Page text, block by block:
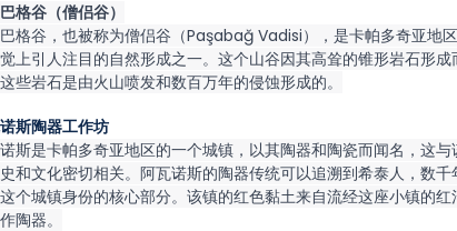
格谷（僧侣谷）
格谷，也被称为僧侣谷（Paşabağ Vadisi），是卡帕多奇亚地
上引人注目的自然形成之一。这个山谷因其高耸的锥形岩石形成
些岩石是由火山喷发和数百万年的侵蚀形成的。
斯陶器工作坊
斯是卡帕多奇亚地区的一个城镇，以其陶器和陶瓷而闻名，这与
和文化密切相关。阿瓦诺斯的陶器传统可以追溯到希泰人，数千
个城镇身份的核心部分。该镇的红色黏土来自流经这座小镇的红
陶器。